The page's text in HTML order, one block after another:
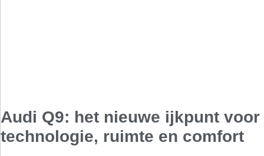
Audi Q9: het nieuwe ijkpunt voor
technologie, ruimte en comfort